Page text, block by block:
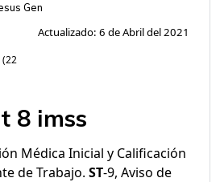
Gen
Actualizado: 6 de Abril del 2021
(22
8 imss
Médica Inicial y Calificación
de Trabajo. ST-9, Aviso de